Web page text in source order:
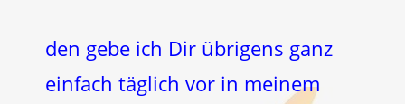
den gebe ich Dir übrigens ganz
einfach täglich vor in meinem